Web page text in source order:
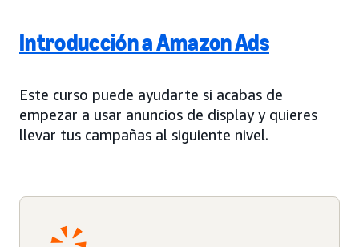
Introducción a Amazon Ads
Este curso puede ayudarte si acabas de
empezar a usar anuncios de display y quieres
llevar tus campañas al siguiente nivel.